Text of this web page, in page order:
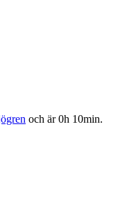
och är 0h 10min.